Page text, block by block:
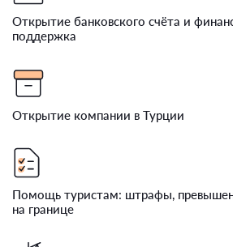
Открытие банковского счёта и
поддержка
Открытие компании в Турции
Помощь туристам: штрафы,
на границе